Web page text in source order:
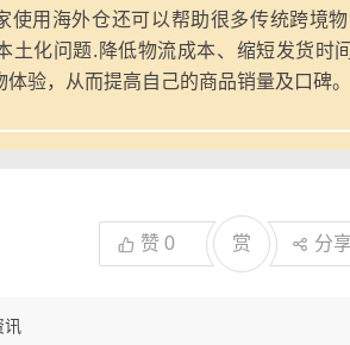
使用海外仓还可以帮助很多传统跨境
土化问题.降低物流成本、缩短发货时
体验，从而提高自己的商品销量及口碑
赞 0 赏 分享